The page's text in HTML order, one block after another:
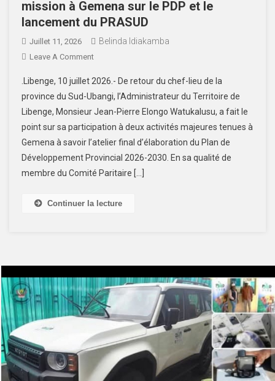
mission à Gemena sur le PDP et le
lancement du PRASUD
Juillet 11, 2026 Belinda Idiakamba
Leave A Comment
.Libenge, 10 juillet 2026.- De retour du chef-lieu de la
province du Sud-Ubangi, l’Administrateur du Territoire de
Libenge, Monsieur Jean-Pierre Elongo Watukalusu, a fait le
point sur sa participation à deux activités majeures tenues à
Gemena à savoir l’atelier final d’élaboration du Plan de
Développement Provincial 2026-2030. En sa qualité de
membre du Comité Paritaire […]
Continuer la lecture